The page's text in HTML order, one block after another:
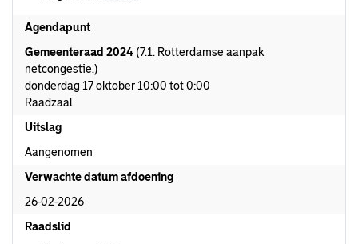
Agendapunt
Gemeenteraad 2024 (7.1. Rotterdamse aanpak
netcongestie.)
donderdag 17 oktober 10:00 tot 0:00
Raadzaal
Uitslag
Aangenomen
Verwachte datum afdoening
26-02-2026
Raadslid